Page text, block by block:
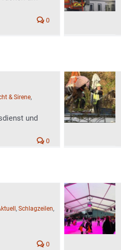
0
& Sirene,
und
0
, Schlagzeilen,
0